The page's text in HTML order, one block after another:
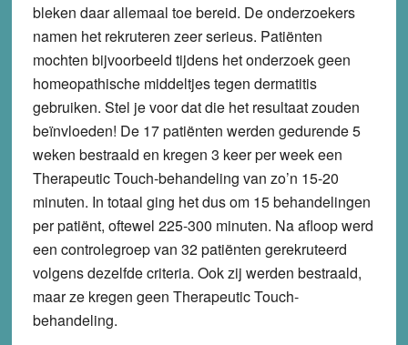
bleken daar allemaal toe bereid. De onderzoekers
namen het rekruteren zeer serieus. Patiënten
mochten bijvoorbeeld tijdens het onderzoek geen
homeopathische middeltjes tegen dermatitis
gebruiken. Stel je voor dat die het resultaat zouden
beïnvloeden! De 17 patiënten werden gedurende 5
weken bestraald en kregen 3 keer per week een
Therapeutic Touch-behandeling van zo’n 15-20
minuten. In totaal ging het dus om 15 behandelingen
per patiënt, oftewel 225-300 minuten. Na afloop werd
een controlegroep van 32 patiënten gerekruteerd
volgens dezelfde criteria. Ook zij werden bestraald,
maar ze kregen geen Therapeutic Touch-
behandeling.